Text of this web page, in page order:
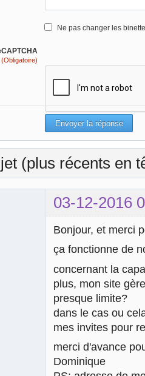
Ne pas changer les
(Obligatoire)
(plus récents en
03-12-2016
Bonjour, et merci
ça fonctionne de
concernant la
plus, mon site
presque limite?
dans le cas ou
mes invites pour
merci d'avance
Dominique